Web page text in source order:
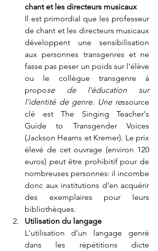
chant et les directeurs musicaux
Il est primordial que les professeur
de chant et les directeurs musicaux
développent une sensibilisation
aux personnes transgenres et ne
fasse pas peser un poids sur l'élève
ou le collègue transgenre à
propose de l'éducation sur
l'identité de genre. Une ressource
clé est The Singing Teacher's
Guide to Transgender Voices
(Jackson Hearns et Kremer). Le prix
élevé de cet ouvrage (environ 120
euros) peut être prohibitif pour de
nombreuses personnes: il incombe
donc aux institutions d'en acquérir
des exemplaires pour leurs
bibliothèques.
Utilisation du langage
L'utilisation d'un langage genré
dans les répétitions dicte